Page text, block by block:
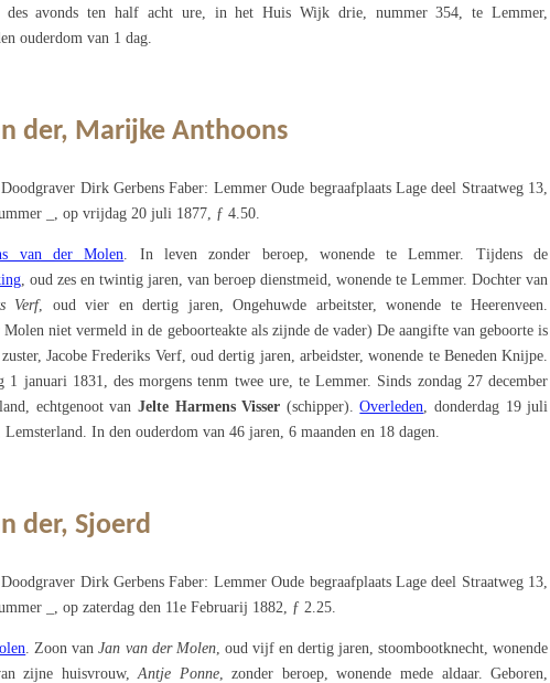
des avonds ten half acht ure, in het Huis Wijk drie, nummer 354, te Lemmer,
ouderdom van 1 dag.
der, Marijke Anthoons
Dirk Gerbens Faber: Lemmer Oude begraafplaats Lage deel Straatweg 13,
_, op vrijdag 20 juli 1877, ƒ 4.50.
van der Molen. In leven zonder beroep, wonende te Lemmer. Tijdens de
, oud zes en twintig jaren, van beroep dienstmeid, wonende te Lemmer. Dochter van
Verf, oud vier en dertig jaren, Ongehuwde arbeitster, wonende te Heerenveen.
niet vermeld in de geboorteakte als zijnde de vader) De aangifte van geboorte is
Jacobe Frederiks Verf, oud dertig jaren, arbeidster, wonende te Beneden Knijpe.
1 januari 1831, des morgens tenm twee ure, te Lemmer. Sinds zondag 27 december
echtgenoot van Jelte Harmens Visser (schipper).Overleden, donderdag 19 juli
In den ouderdom van 46 jaren, 6 maanden en 18 dagen.
der, Sjoerd
Dirk Gerbens Faber: Lemmer Oude begraafplaats Lage deel Straatweg 13,
_, op zaterdag den 11e Februarij 1882, ƒ 2.25.
. Zoon vanJan van der Molen, oud vijf en dertig jaren, stoombootknecht, wonende
zijne huisvrouw,Antje Ponne, zonder beroep, wonende mede aldaar. Geboren,